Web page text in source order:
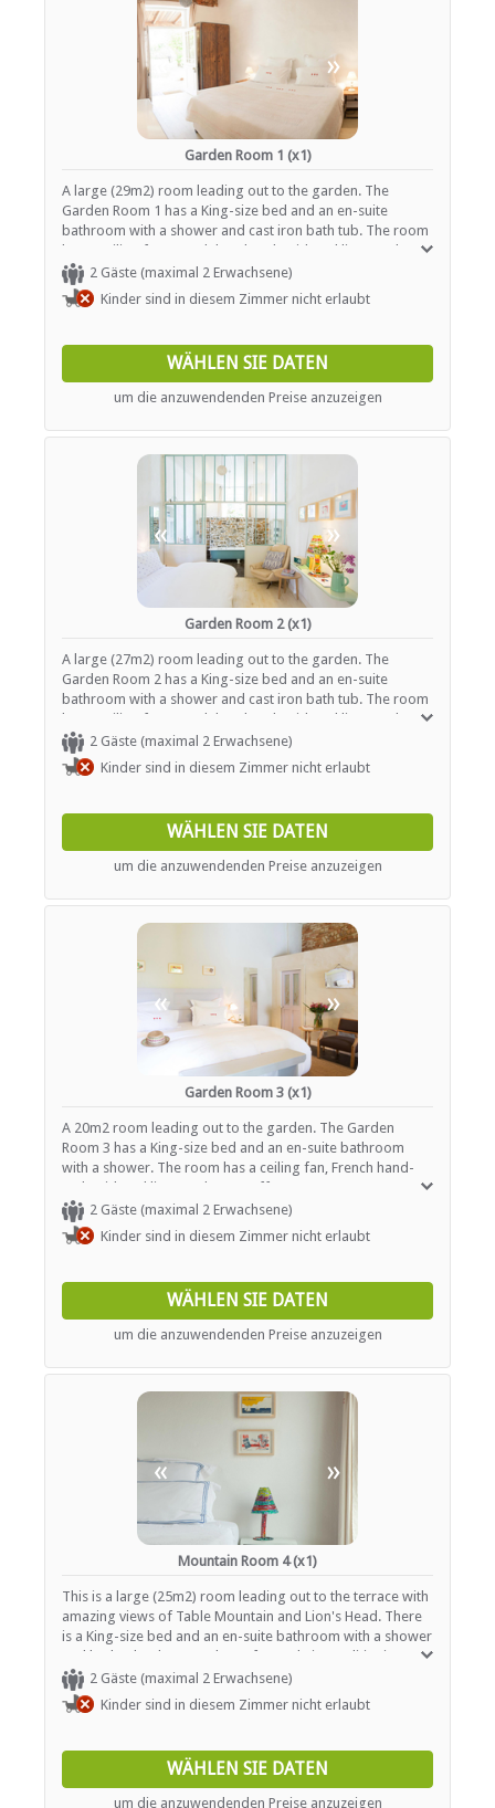
ESSEN UND TRINKEN
Kostenloser Tee / Kaffee
Restaurant / Esszimmer
Kostenloses Wi-Fi
»
Garden Room 1 (x1)
A large (29m2) room leading out to the garden. The
Garden Room 1 has a King-size bed and an en-suite
bathroom with a shower and cast iron bath tub. The room
has a ceiling fan, French hand-embroidered linen and tea /
coffee tray.
2 Gäste (maximal 2 Erwachsene)
Kinder sind in diesem Zimmer nicht erlaubt
WÄHLEN SIE DATEN
um die anzuwendenden Preise anzuzeigen
« »
Garden Room 2 (x1)
A large (27m2) room leading out to the garden. The
Garden Room 2 has a King-size bed and an en-suite
bathroom with a shower and cast iron bath tub. The room
has a ceiling fan, French hand-embroidered linen and tea /
coffee tray.
2 Gäste (maximal 2 Erwachsene)
Kinder sind in diesem Zimmer nicht erlaubt
WÄHLEN SIE DATEN
um die anzuwendenden Preise anzuzeigen
« »
Garden Room 3 (x1)
A 20m2 room leading out to the garden. The Garden
Room 3 has a King-size bed and an en-suite bathroom
with a shower. The room has a ceiling fan, French hand-
embroidered linen and tea / coffee tray.
2 Gäste (maximal 2 Erwachsene)
Kinder sind in diesem Zimmer nicht erlaubt
WÄHLEN SIE DATEN
um die anzuwendenden Preise anzuzeigen
« »
Mountain Room 4 (x1)
This is a large (25m2) room leading out to the terrace with
amazing views of Table Mountain and Lion's Head. There
is a King-size bed and an en-suite bathroom with a shower
and bath tub. The room has a fan and air conditioning.
2 Gäste (maximal 2 Erwachsene)
Kinder sind in diesem Zimmer nicht erlaubt
WÄHLEN SIE DATEN
um die anzuwendenden Preise anzuzeigen